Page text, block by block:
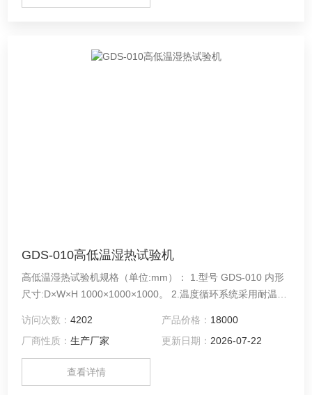
GDS-010高低温湿热试验机
高低温湿热试验机规格（单位:mm）： 1.型号 GDS-010 内形
尺寸:D×W×H 1000×1000×1000。 2.温度循环系统采用耐温低
S.S.R系统同频道协调控制。
访问次数：4202 产品价格： 18000
厂商性质：生产厂家 更新日期： 2026-07-22
查看详情